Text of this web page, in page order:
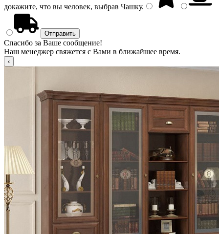
докажите, что вы человек, выбрав Чашку.
Спасибо за Ваше сообщение!
Наш менеджер свяжется с Вами в ближайшее время.